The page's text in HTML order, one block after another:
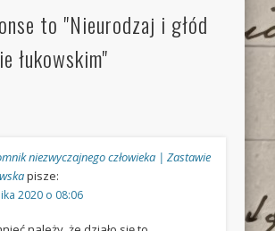
to "Nieurodzaj i głód
łukowskim"
niezwyczajnego człowieka | Zastawie
pisze:
2020 o 08:06